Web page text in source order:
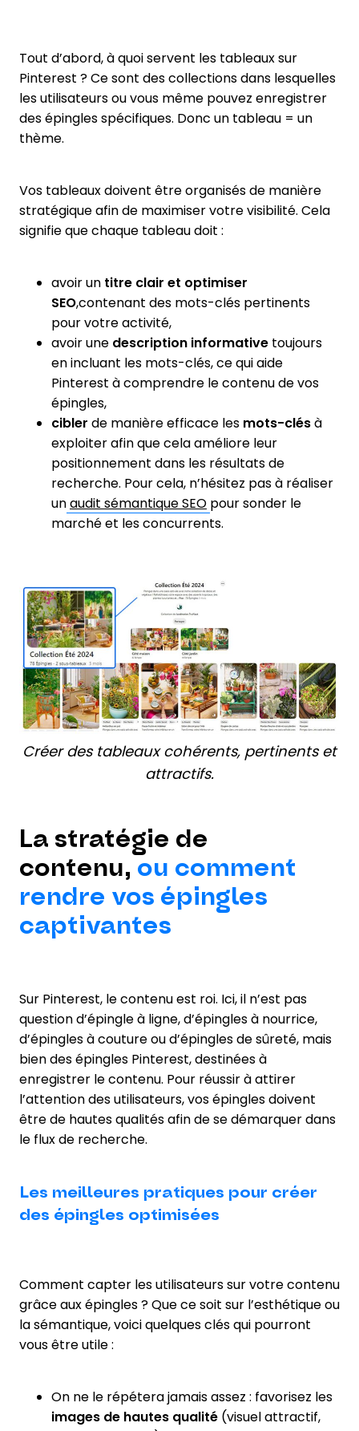
Tout d’abord, à quoi servent les tableaux sur
Pinterest ? Ce sont des collections dans lesquelles
les utilisateurs ou vous même pouvez enregistrer
des épingles spécifiques. Donc un tableau = un
thème.
Vos tableaux doivent être organisés de manière
stratégique afin de maximiser votre visibilité. Cela
signifie que chaque tableau doit :
avoir un titre clair et optimiser
SEO,contenant des mots-clés pertinents
pour votre activité,
avoir une description informative toujours
en incluant les mots-clés, ce qui aide
Pinterest à comprendre le contenu de vos
épingles,
cibler de manière efficace les mots-clésà
exploiter afin que cela améliore leur
positionnement dans les résultats de
recherche. Pour cela, n’hésitez pas à réaliser
unaudit sémantique SEO pour sonder le
marché et les concurrents.
Créer des tableaux cohérents, pertinents et
attractifs.
La stratégie de
contenu, ou comment
rendre vos épingles
captivantes
Sur Pinterest, le contenu est roi. Ici, il n’est pas
question d’épingle à ligne, d’épingles à nourrice,
d’épingles à couture ou d’épingles de sûreté, mais
bien des épingles Pinterest, destinées à
enregistrer le contenu. Pour réussir à attirer
l’attention des utilisateurs, vos épingles doivent
être de hautes qualités afin de se démarquer dans
le flux de recherche.
Les meilleures pratiques pour créer
des épingles optimisées
Comment capter les utilisateurs sur votre contenu
grâce aux épingles ? Que ce soit sur l’esthétique ou
la sémantique, voici quelques clés qui pourront
vous être utile :
On ne le répétera jamais assez : favorisez les
images de hautes qualité (visuel attractif,